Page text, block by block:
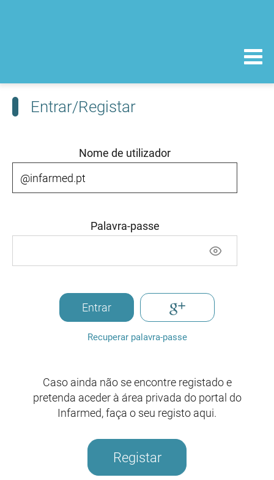
Entrar/Registar
Nome de utilizador
Palavra-passe
Entrar
Recuperar palavra-passe
Caso ainda não se encontre registado e
pretenda aceder à área privada do portal do
Infarmed, faça o seu registo aqui.
Registar